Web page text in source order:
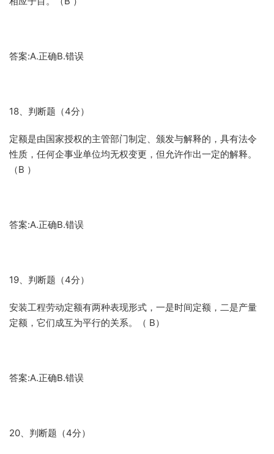
答案:A.正确B.错误
18、判断题（4分）
定额是由国家授权的主管部门制定、颁发与解释的，具有法令
性质，任何企事业单位均无权变更，但允许作出一定的解释。
（B ）
答案:A.正确B.错误
19、判断题（4分）
安装工程劳动定额有两种表现形式，一是时间定额，二是产量
定额，它们成互为平行的关系。（ B）
答案:A.正确B.错误
20、判断题（4分）